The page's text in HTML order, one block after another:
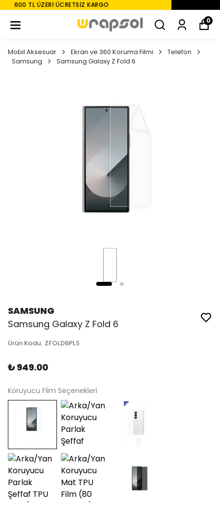
TÜM MODELLER IÇIN FULLBODY KAPLAMA
0
Mobil Aksesuar Ekran ve 360 Koruma Filmi
Telefon
Samsung
Samsung Galaxy Z Fold 6
SAMSUNG
Samsung Galaxy Z Fold 6
Ürün Kodu: ZFOLD6PLS
₺ 949.00
Koruyucu Film Seçenekleri